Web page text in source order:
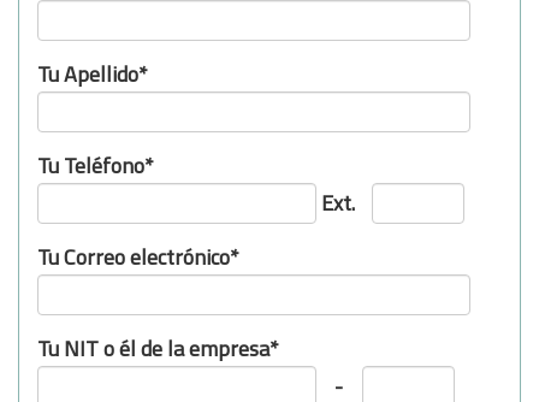
Tu Apellido*
Tu Teléfono*
Ext.
Tu Correo electrónico*
Tu NIT o él de la empresa*
-